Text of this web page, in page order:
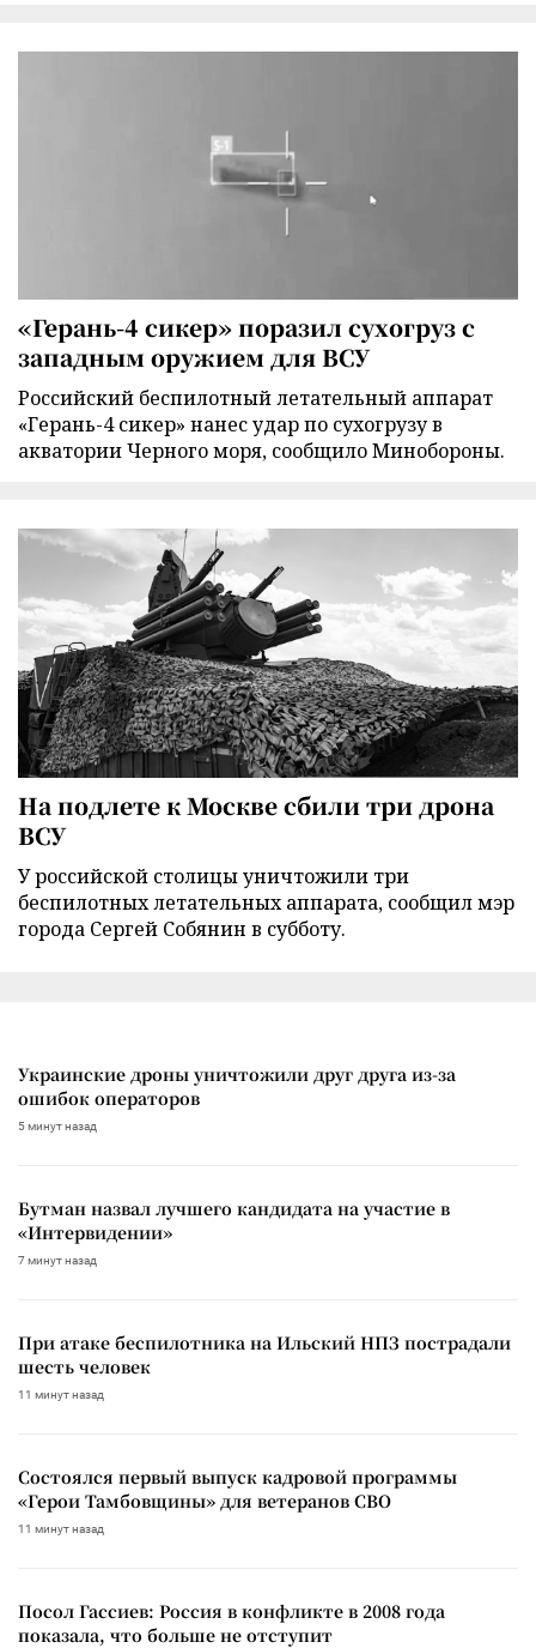
«Герань-4 сикер» поразил сухогруз с
западным оружием для ВСУ
Российский беспилотный летательный аппарат
«Герань-4 сикер» нанес удар по сухогрузу в
акватории Черного моря, сообщило Минобороны.
На подлете к Москве сбили три дрона
ВСУ
У российской столицы уничтожили три
беспилотных летательных аппарата, сообщил мэр
города Сергей Собянин в субботу.
Украинские дроны уничтожили друг друга из-за
ошибок операторов
5 минут назад
Бутман назвал лучшего кандидата на участие в
«Интервидении»
7 минут назад
При атаке беспилотника на Ильский НПЗ пострадали
шесть человек
11 минут назад
Состоялся первый выпуск кадровой программы
«Герои Тамбовщины» для ветеранов СВО
11 минут назад
Посол Гассиев: Россия в конфликте в 2008 года
показала, что больше не отступит